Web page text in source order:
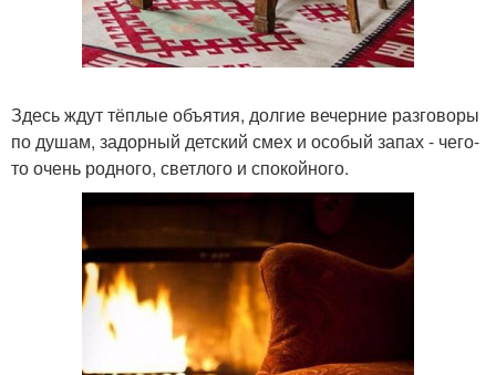
Здесь ждут тёплые объятия, долгие вечерние разговоры
по душам, задорный детский смех и особый запах - чего-
то очень родного, светлого и спокойного.